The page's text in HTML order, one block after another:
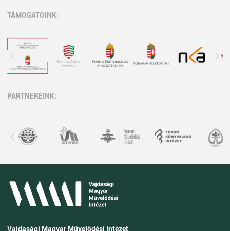
TÁMOGATÓINK:
PARTNEREINK:
Vajdasági Magyar Művelődési Intézet